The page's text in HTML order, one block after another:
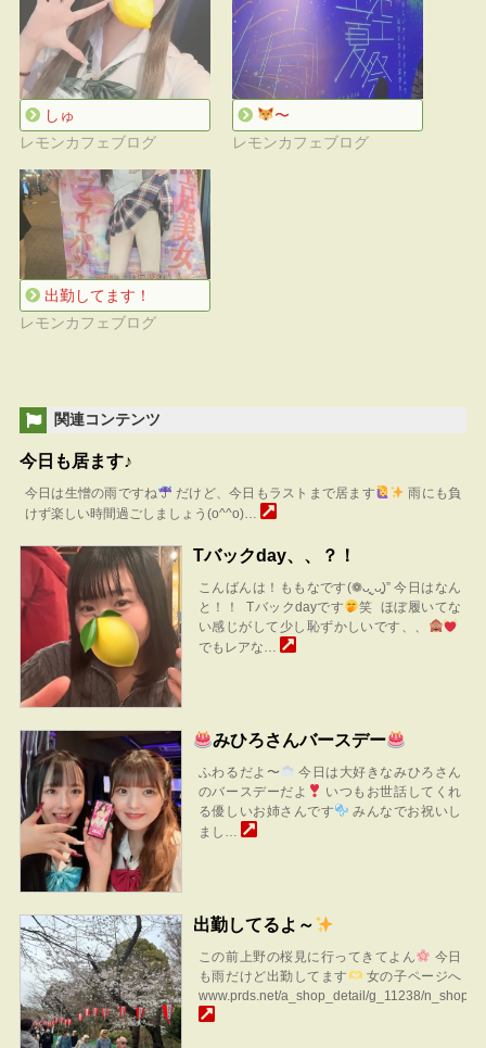
しゅ
レモンカフェブログ
〜
レモンカフェブログ
出勤してます！
レモンカフェブログ
関連コンテンツ
今日も居ます♪
今日は生憎の雨ですね だけど、今日もラストまで居ます
雨にも負
けず楽しい時間過ごしましょう(o^^o)…
Tバックday、、？！
こんばんは！ももなです(❁ᴗ͈ˬᴗ͈)” 今日はなん
と！！ Tバックdayです
笑 ほぼ履いてな
い感じがして少し恥ずかしいです、、
でもレアな…
みひろさんバースデー
ふわるだよ〜
今日は大好きなみひろさん
のバースデーだよ
いつもお世話してくれ
る優しいお姉さんです
みんなでお祝いし
まし…
出勤してるよ～
この前上野の桜見に行ってきてよん
今日
も雨だけど出勤してます
女の子ページへ
www.prds.net/a_shop_detail/g_11238/